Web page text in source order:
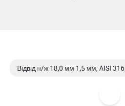
Відвід н/ж 18,0 мм 1,5 мм, AISI 316